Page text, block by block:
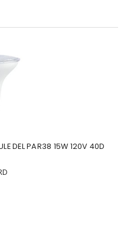
DEL PAR38 15W 120V 40D